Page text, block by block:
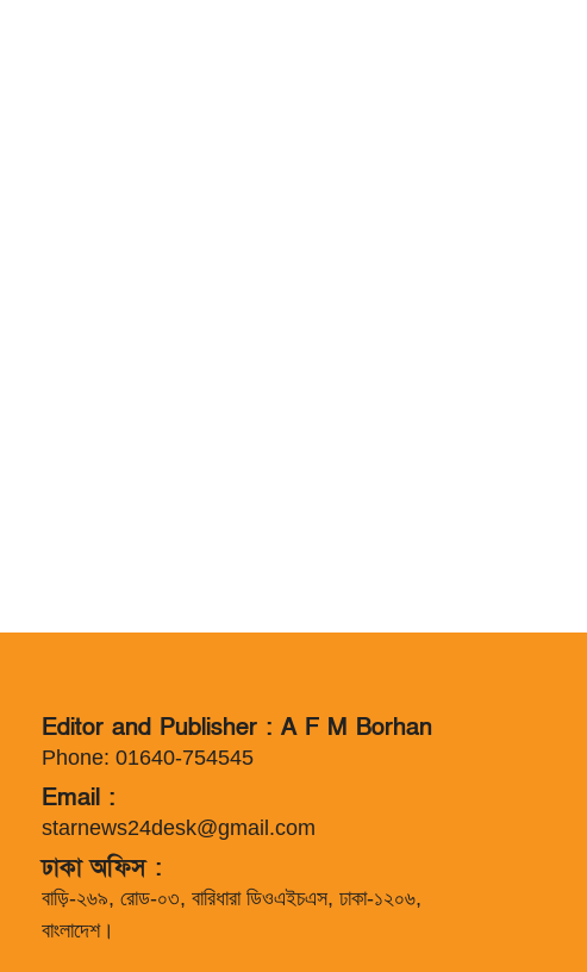
Editor and Publisher : A F M Borhan
Phone: 01640-754545
Email :
starnews24desk@gmail.com
ঢাকা অফিস :
বাড়ি-২৬৯, রোড-০৩, বারিধারা ডিওএইচএস, ঢাকা-১২০৬,
বাংলাদেশ।